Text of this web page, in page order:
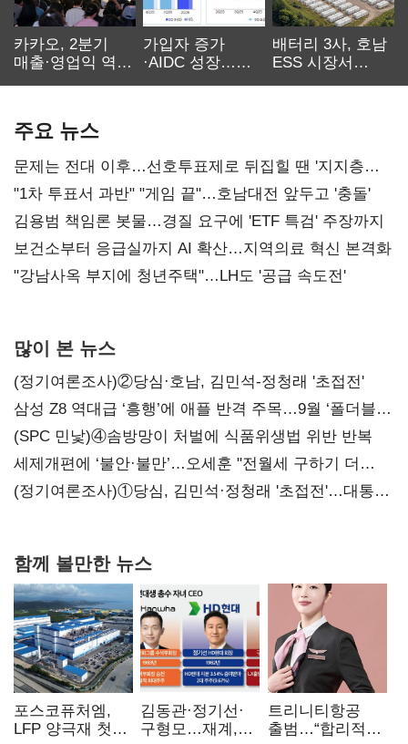
카카오, 2분기
매출·영업익 역대
가입자 증가
·AIDC 성장…
배터리 3사, 호남
ESS 시장서
주요 뉴스
문제는 전대 이후…선호투표제로 뒤집힐 땐 '지지층
불복'
"1차 투표서 과반" "게임 끝"…호남대전 앞두고 '충돌'
김용범 책임론 봇물…경질 요구에 'ETF 특검' 주장까지
보건소부터 응급실까지 AI 확산…지역의료 혁신 본격화
"강남사옥 부지에 청년주택"…LH도 '공급 속도전'
많이 본 뉴스
(정기여론조사)②당심·호남, 김민석-정청래 '초접전'
삼성 Z8 역대급 ‘흥행’에 애플 반격 주목…9월 ‘폴더블
대전’
(SPC 민낯)④솜방망이 처벌에 식품위생법 위반 반복
세제개편에 ‘불안·불만’…오세훈 "전월세 구하기 더
힘들어질 것"
(정기여론조사)①당심, 김민석·정청래 '초접전'…대통령
함께 볼만한 뉴스
포스코퓨처엠,
LFP 양극재 첫
김동관·정기선·
구형모…재계,
트리니티항공
출범…“합리적